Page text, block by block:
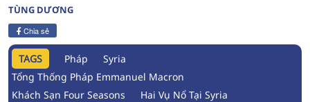
TÙNG DƯƠNG
Chia sẻ
TAGS Pháp
Syria
Tổng Thống Pháp Emmanuel Macron
Khách Sạn Four Seasons
Hai Vụ Nổ Tại Syria